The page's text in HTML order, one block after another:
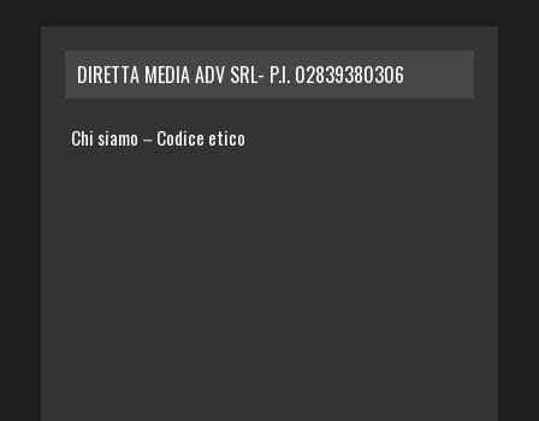
DIRETTA MEDIA ADV SRL- P.I. 02839380306
Chi siamo – Codice etico